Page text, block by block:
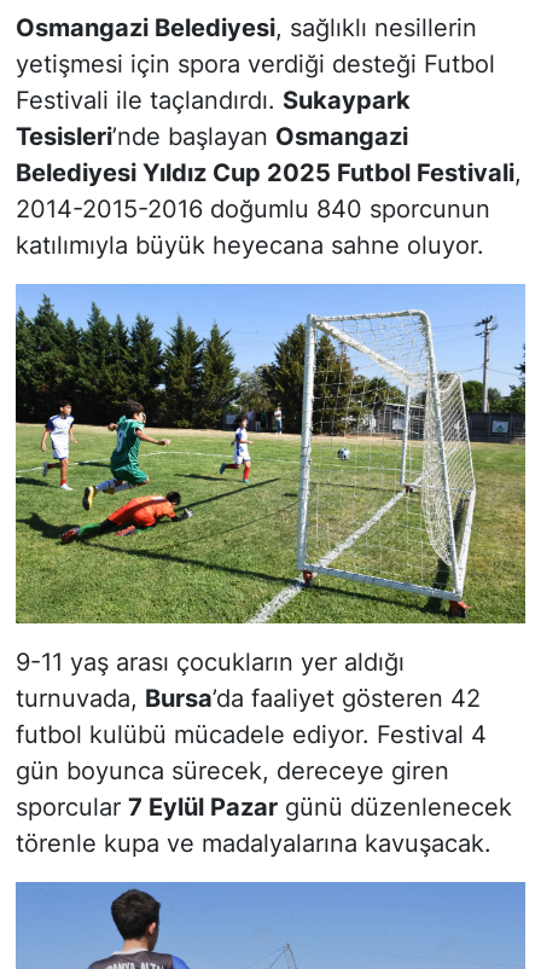
Osmangazi Belediyesi, sağlıklı nesillerin
yetişmesi için spora verdiği desteği Futbol
Festivali ile taçlandırdı. Sukaypark
Tesisleri’nde başlayan Osmangazi
Belediyesi Yıldız Cup 2025 Futbol Festivali,
2014-2015-2016 doğumlu 840 sporcunun
katılımıyla büyük heyecana sahne oluyor.
9-11 yaş arası çocukların yer aldığı
turnuvada, Bursa’da faaliyet gösteren 42
futbol kulübü mücadele ediyor. Festival 4
gün boyunca sürecek, dereceye giren
sporcular 7 Eylül Pazargünü düzenlenecek
törenle kupa ve madalyalarına kavuşacak.